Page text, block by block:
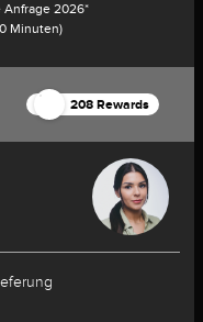
Anfrage 2026*
Minuten)
208 Rewards